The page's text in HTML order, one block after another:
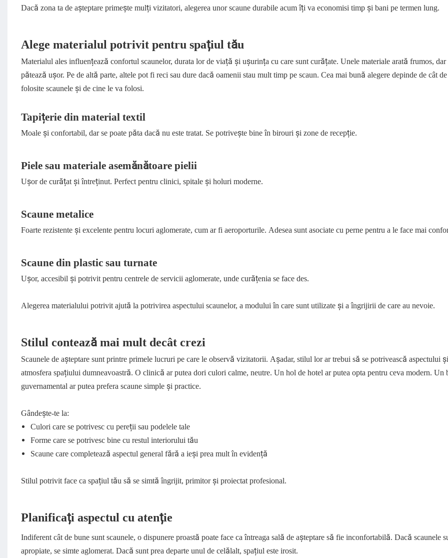
Dacă zona ta de așteptare primește mulți vizitatori, alegerea unor scaune durabile acum îți va economisi timp și bani pe termen lung.
Alege materialul potrivit pentru spațiul tău
Materialul ales influențează confortul scaunelor, durata lor de viață și ușurința cu care sunt curățate. Unele materiale arată frumos, dar
pătează ușor. Pe de altă parte, altele pot fi reci sau dure dacă oamenii stau mult timp pe scaun. Cea mai bună alegere depinde de cât
folosite scaunele și de cine le va folosi.
Tapițerie din material textil
Moale și confortabil, dar se poate păta dacă nu este tratat. Se potrivește bine în birouri și zone de recepție.
Piele sau materiale asemănătoare pielii
Ușor de curățat și întreținut. Perfect pentru clinici, spitale și holuri moderne.
Scaune metalice
Foarte rezistente și excelente pentru locuri aglomerate, cum ar fi aeroporturile. Adesea sunt asociate cu perne pentru a le face mai
Scaune din plastic sau turnate
Ușor, accesibil și potrivit pentru centrele de servicii aglomerate, unde curățenia se face des.
Alegerea materialului potrivit ajută la potrivirea aspectului scaunelor, a modului în care sunt utilizate și a îngrijirii de care au nevoie.
Stilul contează mai mult decât crezi
Scaunele de așteptare sunt printre primele lucruri pe care le observă vizitatorii. Așadar, stilul lor ar trebui să se potrivească aspectului și
atmosfera spațiului dumneavoastră. O clinică ar putea dori culori calme, neutre. Un hol de hotel ar putea opta pentru ceva modern. Un
guvernamental ar putea prefera scaune simple și practice.
Gândește-te la:
Culori care se potrivesc cu pereții sau podelele tale
Forme care se potrivesc bine cu restul interiorului tău
Scaune care completează aspectul general fără a ieși prea mult în evidență
Stilul potrivit face ca spațiul tău să se simtă îngrijit, primitor și proiectat profesional.
Planificați aspectul cu atenție
Indiferent cât de bune sunt scaunele, o dispunere proastă poate face ca întreaga sală de așteptare să fie inconfortabilă. Dacă scaunele
apropiate, se simte aglomerat. Dacă sunt prea departe unul de celălalt, spațiul este irosit.